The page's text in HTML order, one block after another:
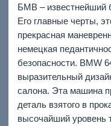
БМВ – известнейший
Его главные черты,
прекрасная
немецкая
безопасности. BMW
выразительный
салона. Эта машина
деталь взятого в
высочайший уровень